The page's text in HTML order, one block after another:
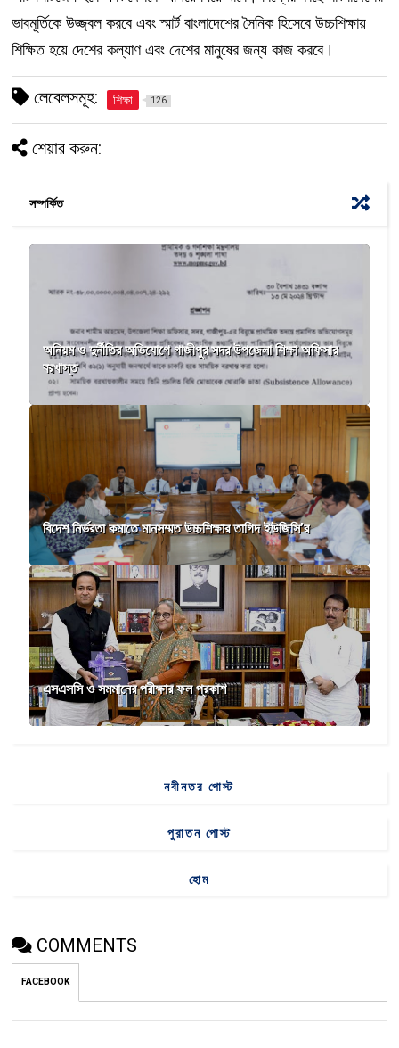
ভাবমূর্তিকে উজ্জ্বল করবে এবং স্মার্ট বাংলাদেশের সৈনিক হিসেবে উচ্চশিক্ষায়
শিক্ষিত হয়ে দেশের কল্যাণ এবং দেশের মানুষের জন্য কাজ করবে।
লেবেলসমূহ: শিক্ষা 126
শেয়ার করুন:
সম্পর্কিত
অনিয়ম ও দুর্নীতির অভিযোগে গাজীপুর সদর উপজেলা শিক্ষা অফিসার
বরখাস্ত
বিদেশ নির্ভরতা কমাতে মানসম্মত উচ্চশিক্ষার তাগিদ ইউজিসি’র
এসএসসি ও সমমানের পরীক্ষার ফল প্রকাশ
নবীনতর পোস্ট
পুরাতন পোস্ট
হোম
COMMENTS
FACEBOOK